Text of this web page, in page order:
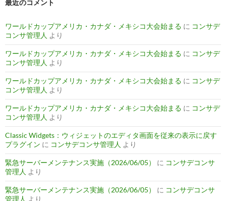
最近のコメント
ワールドカップアメリカ・カナダ・メキシコ大会始まる に コンサデ
コンサ管理人 より
ワールドカップアメリカ・カナダ・メキシコ大会始まる に コンサデ
コンサ管理人 より
ワールドカップアメリカ・カナダ・メキシコ大会始まる に コンサデ
コンサ管理人 より
ワールドカップアメリカ・カナダ・メキシコ大会始まる に コンサデ
コンサ管理人 より
Classic Widgets：ウィジェットのエディタ画面を従来の表示に戻す
プラグイン に コンサデコンサ管理人 より
緊急サーバーメンテナンス実施（2026/06/05） に コンサデコンサ
管理人 より
緊急サーバーメンテナンス実施（2026/06/05） に コンサデコンサ
管理人 より